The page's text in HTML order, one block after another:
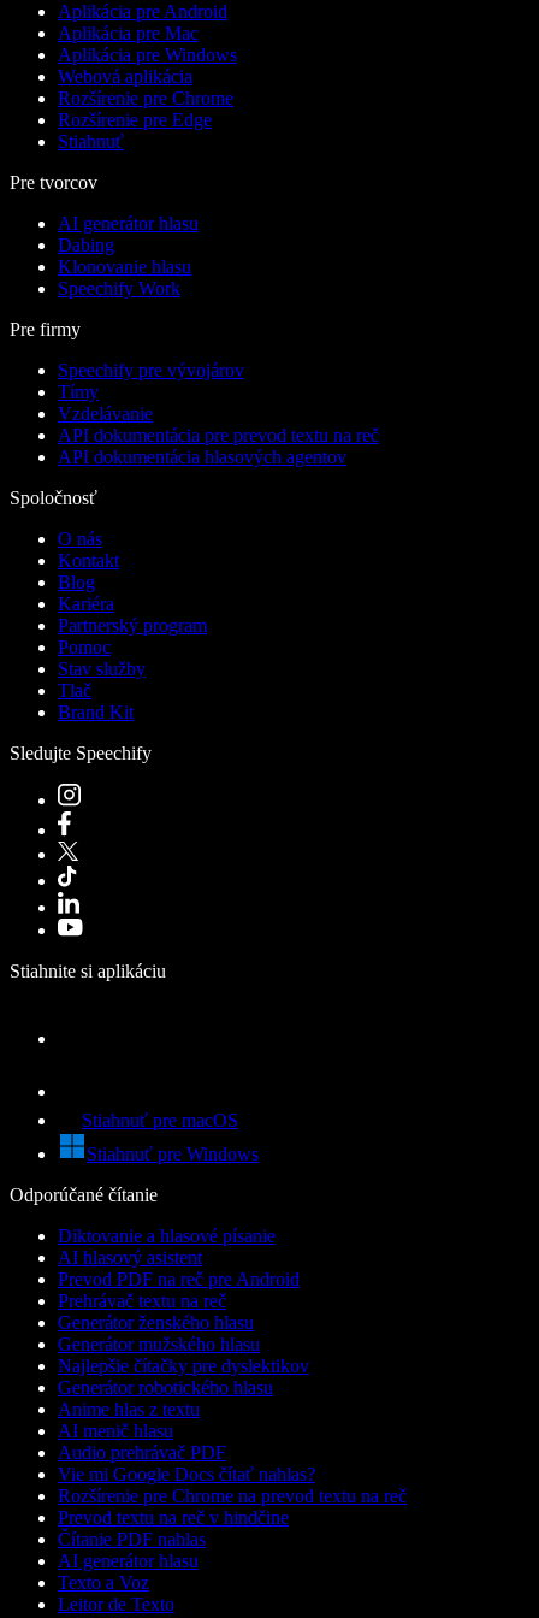
Aplikácia pre Android
Aplikácia pre Mac
Aplikácia pre Windows
Webová aplikácia
Rozšírenie pre Chrome
Rozšírenie pre Edge
Stiahnuť
Pre tvorcov
AI generátor hlasu
Dabing
Klonovanie hlasu
Speechify Work
Pre firmy
Speechify pre vývojárov
Tímy
Vzdelávanie
API dokumentácia pre prevod textu na reč
API dokumentácia hlasových agentov
Spoločnosť
O nás
Kontakt
Blog
Kariéra
Partnerský program
Pomoc
Stav služby
Tlač
Brand Kit
Sledujte Speechify
Stiahnite si aplikáciu
Stiahnuť pre macOS
Stiahnuť pre Windows
Odporúčané čítanie
Diktovanie a hlasové písanie
AI hlasový asistent
Prevod PDF na reč pre Android
Prehrávač textu na reč
Generátor ženského hlasu
Generátor mužského hlasu
Najlepšie čítačky pre dyslektikov
Generátor robotického hlasu
Anime hlas z textu
AI menič hlasu
Audio prehrávač PDF
Vie mi Google Docs čítať nahlas?
Rozšírenie pre Chrome na prevod textu na reč
Prevod textu na reč v hindčine
Čítanie PDF nahlas
AI generátor hlasu
Texto a Voz
Leitor de Texto